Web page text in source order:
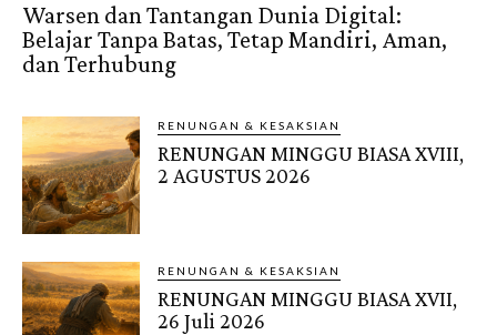
Warsen dan Tantangan Dunia Digital:
Belajar Tanpa Batas, Tetap Mandiri, Aman,
dan Terhubung
RENUNGAN & KESAKSIAN
RENUNGAN MINGGU BIASA XVIII,
2 AGUSTUS 2026
RENUNGAN & KESAKSIAN
RENUNGAN MINGGU BIASA XVII,
26 Juli 2026